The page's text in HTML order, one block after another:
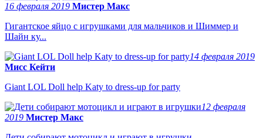
16 февраля 2019 Мистер Макс
Гигантское яйцо с игрушками для мальчиков и Шиммер и
Шайн ку...
14 февраля 2019
Мисс Кейти
Giant LOL Doll help Katy to dress-up for party
12 февраля
2019 Мистер Макс